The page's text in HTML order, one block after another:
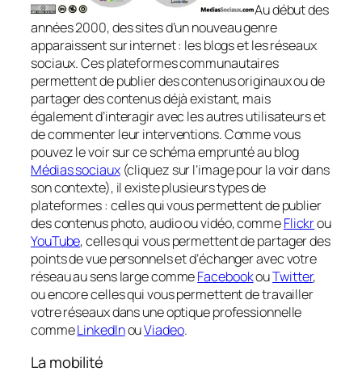
Au début des
années 2000, des sites d’un nouveau genre
apparaissent sur internet : les blogs et les réseaux
sociaux. Ces plateformes communautaires
permettent de publier des contenus originaux ou de
partager des contenus déjà existant, mais
également d’interagir avec les autres utilisateurs et
de commenter leur interventions. Comme vous
pouvez le voir sur ce schéma emprunté au blog
Médias sociaux(cliquez sur l’image pour la voir dans
son contexte), il existe plusieurs types de
plateformes : celles qui vous permettent de publier
des contenus photo, audio ou vidéo, commeFlickrou
YouTube, celles qui vous permettent de partager des
points de vue personnels et d’échanger avec votre
réseau au sens large commeFacebookouTwitter,
ou encore celles qui vous permettent de travailler
votre réseaux dans une optique professionnelle
commeLinkedInouViadeo.
La mobilité